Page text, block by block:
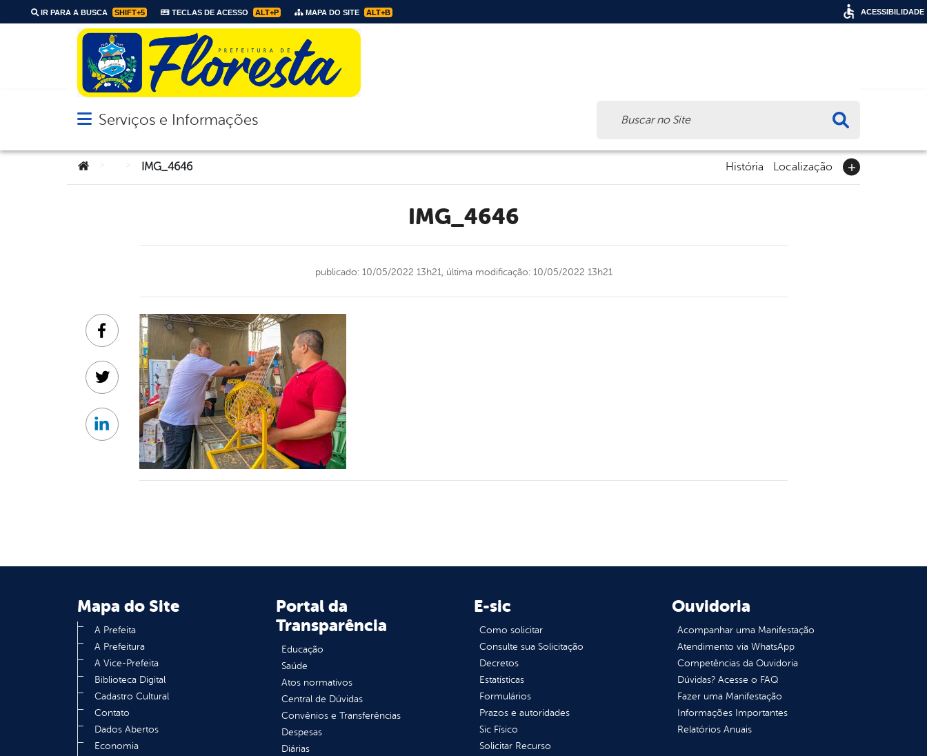
IR PARA A BUSCA SHIFT+5 TECLAS DE ACESSO ALT+P MAPA DO SITE ALT+B
Abrir menu principal de navegação
Serviços e Informações
Você está aqui:IMG_4646 História Localização
IMG_4646
publicado: 10/05/2022 13h21, última modificação: 10/05/2022 13h21
Facebook
Twitter
Linkedin
Mapa do Site
A Prefeita
A Prefeitura
A Vice-Prefeita
Biblioteca Digital
Cadastro Cultural
Contato
Dados Abertos
Economia
Portal da
Transparência
Educação
Saúde
Atos normativos
Central de Dúvidas
Convênios e Transferências
Despesas
Diárias
E-sic
Como solicitar
Consulte sua Solicitação
Decretos
Estatísticas
Formulários
Prazos e autoridades
Sic Físico
Solicitar Recurso
Ouvidoria
Acompanhar uma Manifestação
Atendimento via WhatsApp
Competências da Ouvidoria
Dúvidas? Acesse o FAQ
Fazer uma Manifestação
Informações Importantes
Relatórios Anuais
ACESSIBILIDADE